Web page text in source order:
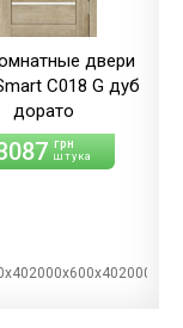
двери
С018 G дуб
дорато
грн
штука